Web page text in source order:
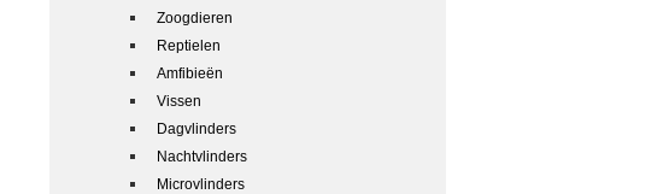
Zoogdieren
Reptielen
Amfibieën
Vissen
Dagvlinders
Nachtvlinders
Microvlinders